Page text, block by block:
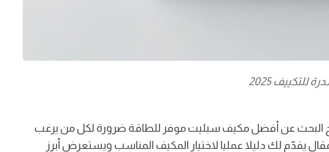
2025
البحث عن أفضل مكيف سبليت موفر للطاقة ضرورة لكل من يرغب
يقدّم لك دليلا عمليا لاختيار المكيف المناسب ويستعرض أبرز